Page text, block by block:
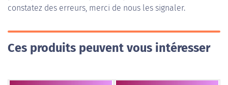
constatez des erreurs, merci de nous les signaler.
Ces produits peuvent vous intéresser